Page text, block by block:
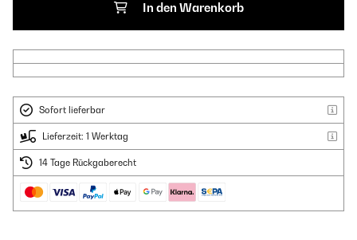
In den Warenkorb
Sofort lieferbar
Lieferzeit: 1 Werktag
14 Tage Rückgaberecht